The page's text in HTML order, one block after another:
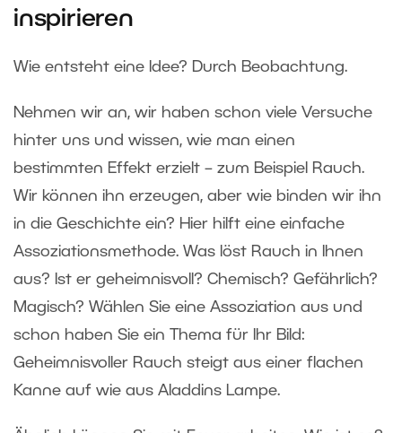
inspirieren
Wie entsteht eine Idee? Durch Beobachtung.
Nehmen wir an, wir haben schon viele Versuche
hinter uns und wissen, wie man einen
bestimmten Effekt erzielt – zum Beispiel Rauch.
Wir können ihn erzeugen, aber wie binden wir ihn
in die Geschichte ein? Hier hilft eine einfache
Assoziationsmethode. Was löst Rauch in Ihnen
aus? Ist er geheimnisvoll? Chemisch? Gefährlich?
Magisch? Wählen Sie eine Assoziation aus und
schon haben Sie ein Thema für Ihr Bild:
Geheimnisvoller Rauch steigt aus einer flachen
Kanne auf wie aus Aladdins Lampe.